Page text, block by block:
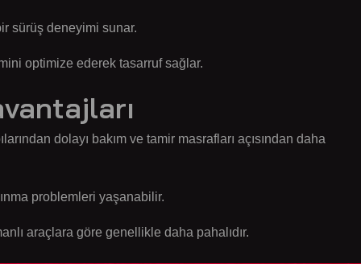
sürüş deneyimi sunar.
optimize ederek tasarruf sağlar.
dolayı bakım ve tamir masrafları açısından daha
problemleri yaşanabilir.
araçlara göre genellikle daha pahalıdır.